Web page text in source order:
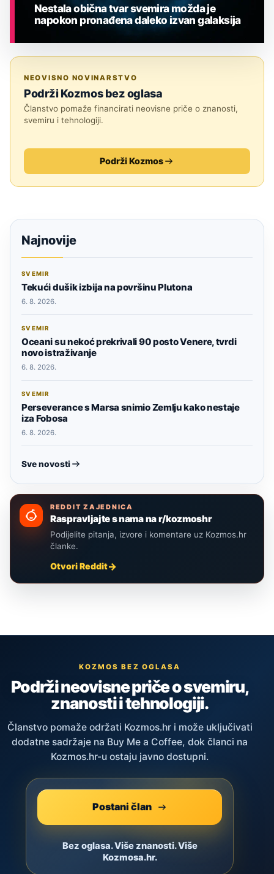
Nestala obična tvar svemira možda je
napokon pronađena daleko izvan galaksija
NEOVISNO NOVINARSTVO
Podrži Kozmos bez oglasa
Članstvo pomaže financirati neovisne priče o znanosti,
svemiru i tehnologiji.
Podrži Kozmos
Najnovije
SVEMIR
Tekući dušik izbija na površinu Plutona
6. 8. 2026.
SVEMIR
Oceani su nekoć prekrivali 90 posto Venere, tvrdi
novo istraživanje
6. 8. 2026.
SVEMIR
Perseverance s Marsa snimio Zemlju kako nestaje
iza Fobosa
6. 8. 2026.
Sve novosti
REDDIT ZAJEDNICA
Raspravljajte s nama na r/kozmoshr
Podijelite pitanja, izvore i komentare uz Kozmos.hr
članke.
Otvori Reddit
KOZMOS BEZ OGLASA
Podrži neovisne priče o svemiru,
znanosti i tehnologiji.
Članstvo pomaže održati Kozmos.hr i može uključivati
dodatne sadržaje na Buy Me a Coffee, dok članci na
Kozmos.hr-u ostaju javno dostupni.
Postani član
Bez oglasa. Više znanosti. Više
Kozmosa.hr.